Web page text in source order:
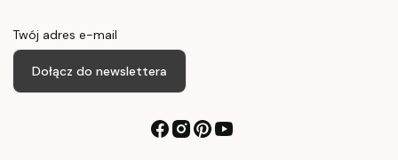
Twój adres e-mail
Dołącz do newslettera